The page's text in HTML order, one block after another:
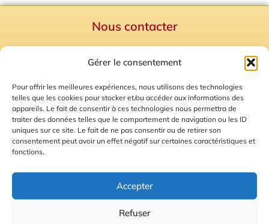
Gérer le consentement
Pour offrir les meilleures expériences, nous utilisons des technologies
telles que les cookies pour stocker et/ou accéder aux informations des
appareils. Le fait de consentir à ces technologies nous permettra de
traiter des données telles que le comportement de navigation ou les ID
uniques sur ce site. Le fait de ne pas consentir ou de retirer son
consentement peut avoir un effet négatif sur certaines caractéristiques et
fonctions.
Accepter
Refuser
Nous contacter
Mentions Légales
Plan du site
Gestion des Cookies